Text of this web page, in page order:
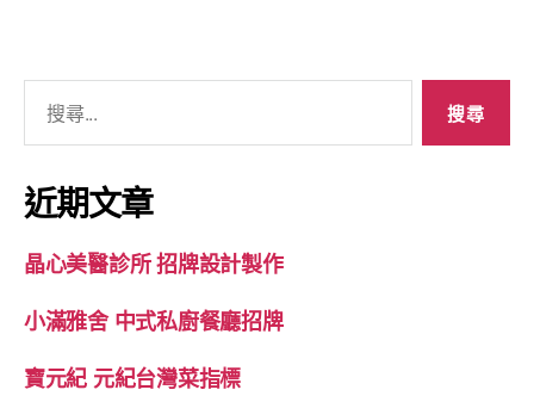
近期文章
晶心美醫診所 招牌設計製作
小滿雅舍 中式私廚餐廳招牌
寶元紀 元紀台灣菜指標